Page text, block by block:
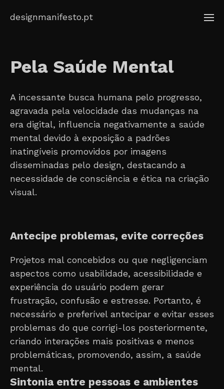
designmanifesto.pt
Pela Saúde Mental
A incessante busca humana pelo progresso,
agravada pela velocidade das mudanças na
era digital, influencia negativamente a saúde
mental devido à exposição a padrões
inatingíveis promovidos por imagens
disseminadas pelo design, destacando a
necessidade de consciência e ética na criação
visual.
Antecipe problemas, evite correções
Projetos mal concebidos ou que negligenciam
aspectos como usabilidade, acessibilidade e
experiência do usuário podem gerar
frustração, confusão e estresse. Portanto, é
necessário e preferível antecipar e evitar esses
problemas do que corrigi-los posteriormente,
criando interações mais positivas e menos
problemáticas, promovendo, assim, a saúde
mental.
Sintonia entre pessoas e ambientes